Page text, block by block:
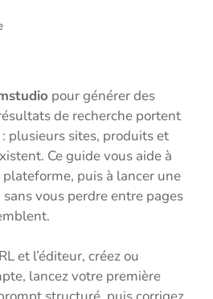
pour générer des
de recherche portent
plusieurs sites, produits et
Ce guide vous aide à
puis à lancer une
vous perdre entre pages
et l’éditeur, créez ou
lancez votre première